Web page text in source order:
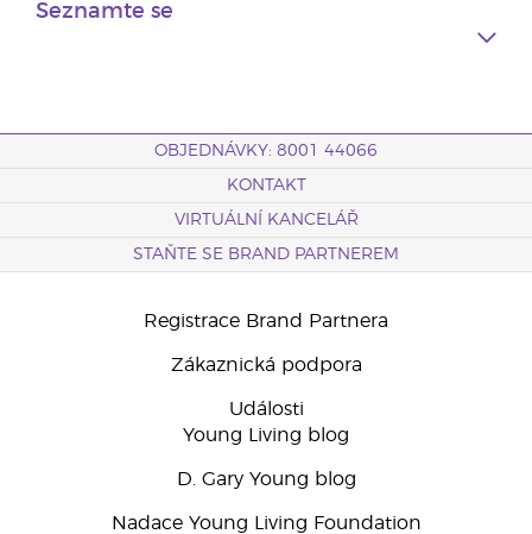
Seznamte se
OBJEDNÁVKY: 8001 44066
KONTAKT
VIRTUÁLNÍ KANCELÁŘ
STAŇTE SE BRAND PARTNEREM
Registrace Brand Partnera
Zákaznická podpora
Události
Young Living blog
D. Gary Young blog
Nadace Young Living Foundation